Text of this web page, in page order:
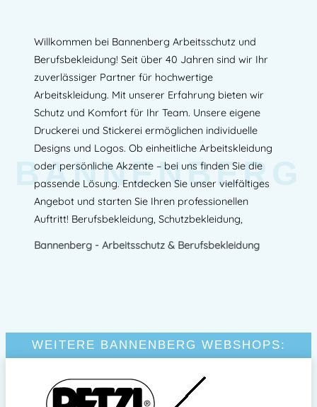
Willkommen bei Bannenberg Arbeitsschutz und
Berufsbekleidung! Seit über 40 Jahren sind wir Ihr
zuverlässiger Partner für hochwertige
Arbeitskleidung. Mit unserer Erfahrung bieten wir
Schutz und Komfort für Ihr Team. Unsere eigene
Druckerei und Stickerei ermöglichen individuelle
Designs und Logos. Ob einheitliche Arbeitskleidung
oder persönliche Akzente – bei uns finden Sie die
passende Lösung. Entdecken Sie unser vielfältiges
Angebot und starten Sie Ihren professionellen
Auftritt! Berufsbekleidung, Schutzbekleidung,
Bannenberg - Arbeitsschutz & Berufsbekleidung
BANNENBERG
WEITERE BANNENBERG WEBSHOPS: